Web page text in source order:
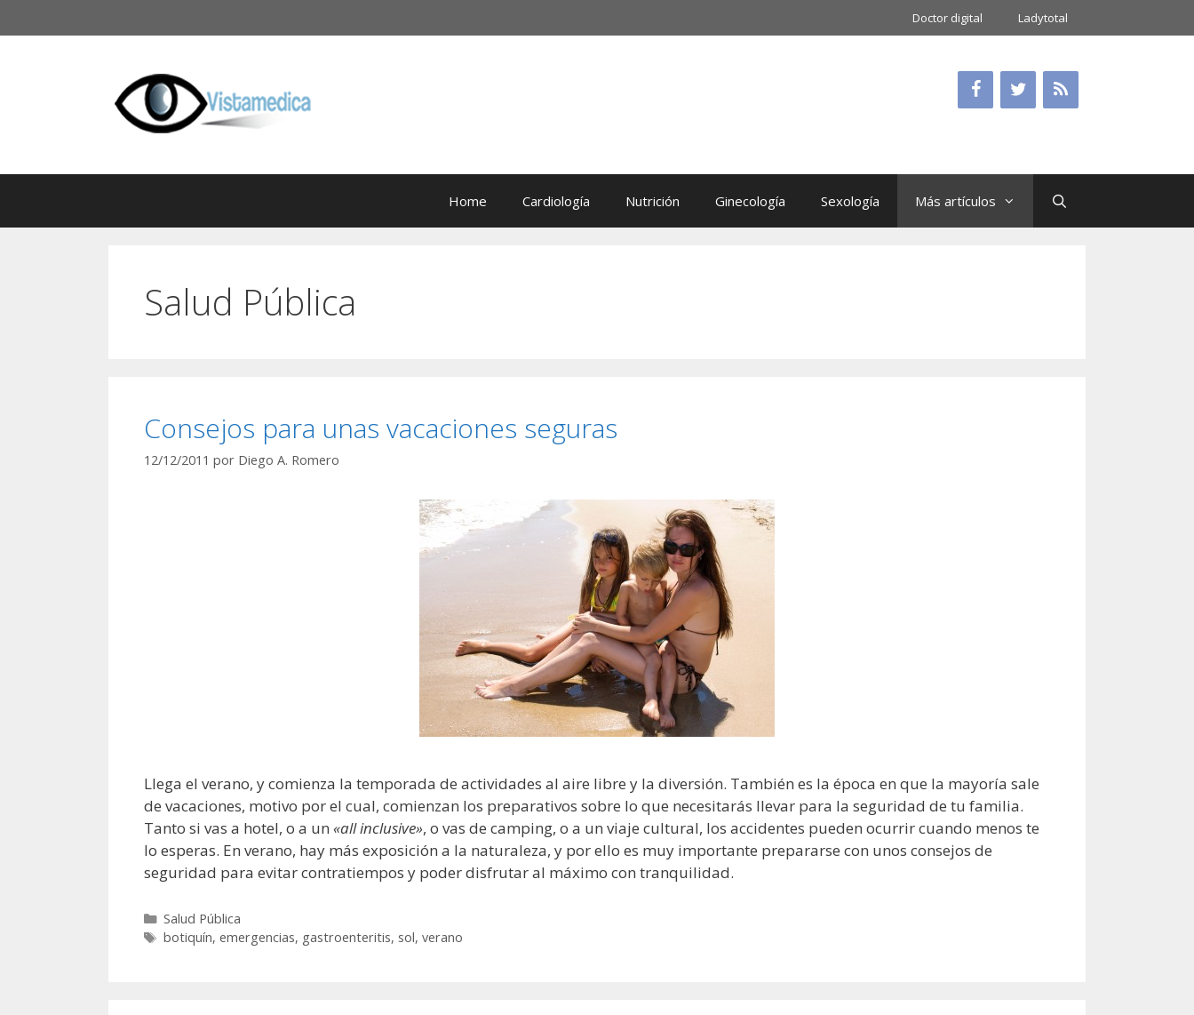
al
Doctor digital Ladytotal
Home Cardiología Nutrición Ginecología Sexología Más artículos
Salud Pública
Consejos para unas vacaciones seguras
12/12/2011 por Diego A. Romero
Llega el verano, y comienza la temporada de actividades al aire libre y la diversión. También es la época en que la mayoría sale
de vacaciones, motivo por el cual, comienzan los preparativos sobre lo que necesitarás llevar para la seguridad de tu familia.
Tanto si vas a hotel, o a un «all inclusive», o vas de camping, o a un viaje cultural, los accidentes pueden ocurrir cuando menos te
lo esperas. En verano, hay más exposición a la naturaleza, y por ello es muy importante prepararse con unos consejos de
seguridad para evitar contratiempos y poder disfrutar al máximo con tranquilidad.
Categorías
Salud Pública
Etiquetas
botiquín, emergencias, gastroenteritis, sol, verano